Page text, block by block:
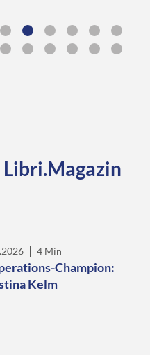
Libri.Magazin
4 Min
Champion:
Kelm